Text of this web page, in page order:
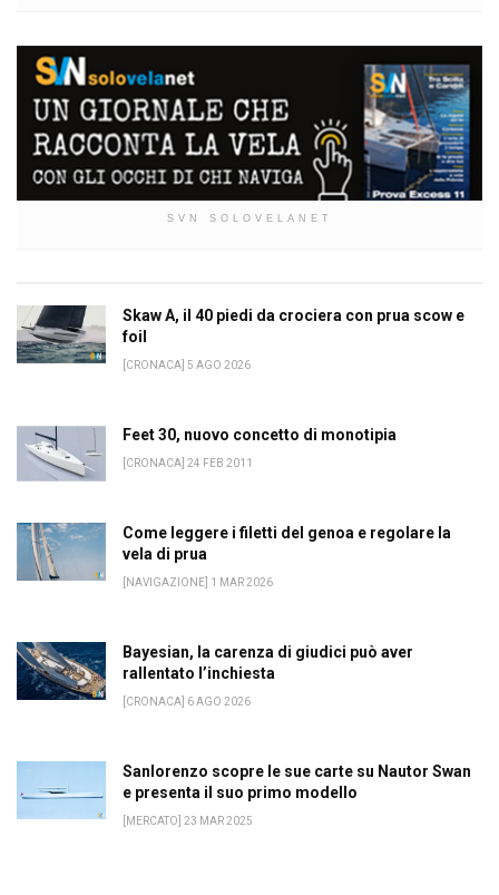
SVN SOLOVELANET
Skaw A, il 40 piedi da crociera con prua scow e
foil
[CRONACA] 5 AGO 2026
Feet 30, nuovo concetto di monotipia
[CRONACA] 24 FEB 2011
Come leggere i filetti del genoa e regolare la
vela di prua
[NAVIGAZIONE] 1 MAR 2026
Bayesian, la carenza di giudici può aver
rallentato l’inchiesta
[CRONACA] 6 AGO 2026
Sanlorenzo scopre le sue carte su Nautor Swan
e presenta il suo primo modello
[MERCATO] 23 MAR 2025